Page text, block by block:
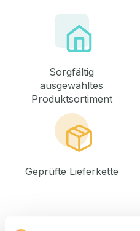
Sorgfältig
ausgewähltes
Produktsortiment
Geprüfte Lieferkette